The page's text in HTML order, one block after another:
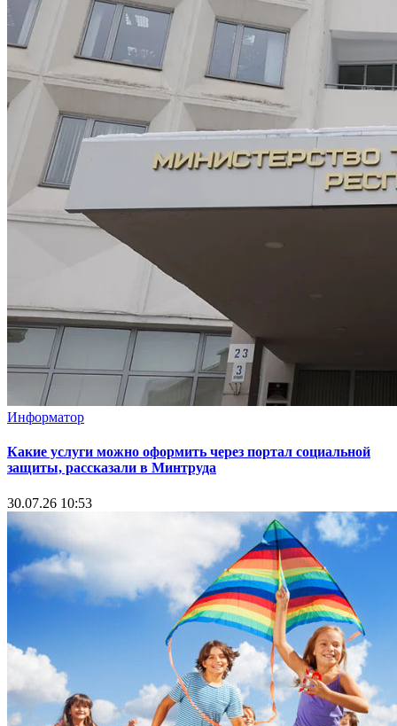
Информатор
Какие услуги можно оформить через портал социальной
защиты, рассказали в Минтруда
30.07.26 10:53